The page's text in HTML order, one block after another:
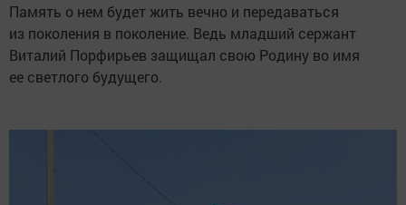
Память о нем будет жить вечно и передаваться
из поколения в поколение. Ведь младший сержант
Виталий Порфирьев защищал свою Родину во имя
ее светлого будущего.